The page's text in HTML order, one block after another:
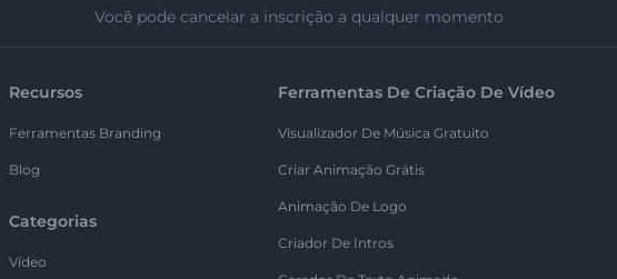
Você pode cancelar a inscrição a qualquer momento
Recursos
Ferramentas Branding
Blog
Categorias
Vídeo
Ferramentas De Criação De Vídeo
Visualizador De Música Gratuito
Criar Animação Grátis
Animação De Logo
Criador De Intros